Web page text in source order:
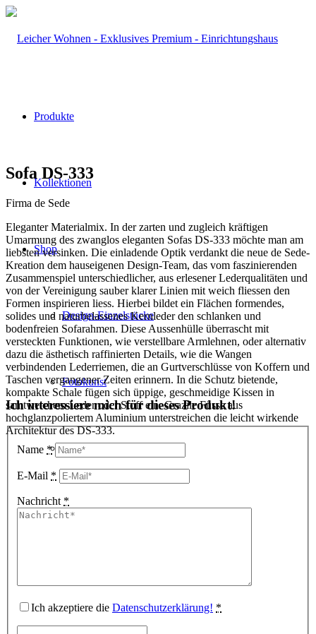
Produkte
Kollektionen
Shop
Design-Einzelstücke
Fotokunst
3D Visualisierungen
Geschenkgutscheine
Sofa DS-333
Firma de Sede
Eleganter Materialmix. In der zarten und zugleich kräftigen
Umarmung des zwanglos eleganten Sofas DS-333 möchte man am
liebsten versinken. Die einladende Optik verdankt die neue de Sede-
Kreation dem hauseigenen Design-Team, das vom faszinierenden
Zusammenspiel unterschiedlicher, aus erlesener Lederqualitäten und
von der Vereinigung sauber klarer Linien mit weich fliessen den
Formen inspirieren liess. Hierbei bildet ein Flächen formendes,
solides und naturbelassenes Kernleder den schlanken und
bodenfreien Sofarahmen. Diese Aussenhülle überrascht mit
versteckten Funktionen, wie verstellbare Armlehnen, oder alternativ
dazu die ästhetisch raffinierten Details, wie die Wangen
verbindenden Lederriemen, die an Gurtverschlüsse von Koffern und
Taschen vergangener Zeiten erinnern. In die Schutz bietende,
kompakte Schale fügen sich üppige, geschmeidige Kissen in
samtweichem Leder oder Stoff ein. Grazile Füsse aus
hochglanzpoliertem Aluminium unterstreichen die leicht wirkende
Architektur des DS-333.
Ich interessiere mich für dieses Produkt!
Name *
E-Mail *
Nachricht *
Ich akzeptiere die Datenschutzerklärung! *